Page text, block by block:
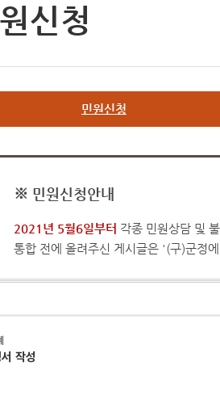
신청
민원신청
※ 민원신청안내
2021년 5월6일부터 각종 민원상담 및
통합 전에 올려주신 게시글은 '(구)군정